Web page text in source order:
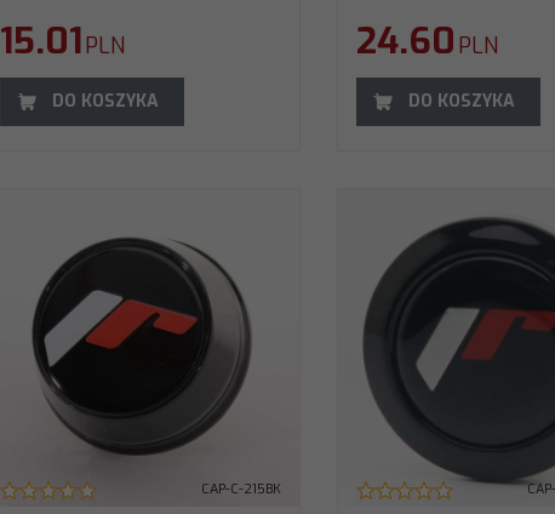
15.01PLN
DO KOSZYKA
24.60 PLN
DO KOSZYKA
CAP-C-215BK